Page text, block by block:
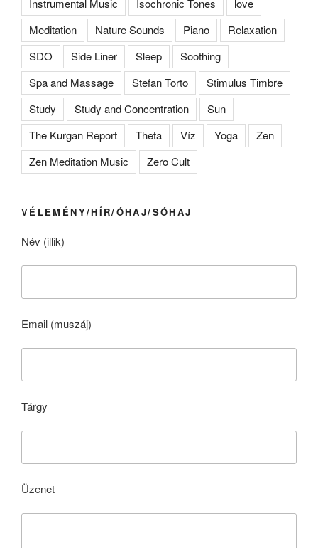
Instrumental Music Isochronic Tones
love
Meditation
Nature Sounds Piano
Relaxation
SDO
Side Liner Sleep
Soothing
Spa and Massage
Stefan Torto
Stimulus Timbre
Study
Study and Concentration
Sun
The Kurgan Report
Theta Víz Yoga
Zen
Zen Meditation Music
Zero Cult
VÉLEMÉNY/HÍR/ÓHAJ/SÓHAJ
Név (illik)
Email (muszáj)
Tárgy
Üzenet